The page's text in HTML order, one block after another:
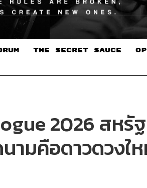
THE SECRET SAUCE​
2026 สหรั
ามคือดาวดวงใ